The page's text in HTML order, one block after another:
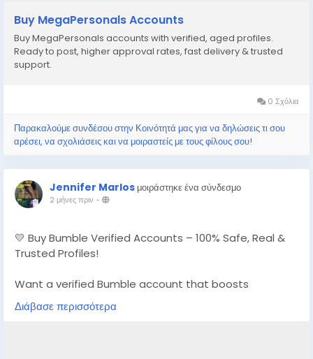
#VerifiedMegaPersonal
#MegaPersonalLogin
#GlobalSEOshop
#AdultMarketingTools
Buy MegaPersonals Accounts
Buy MegaPersonals accounts with verified, aged profiles.
Ready to post, higher approval rates, fast delivery & trusted
support.
0 Σχόλια
Παρακαλούμε συνδέσου στην Κοινότητά μας για να δηλώσεις τι σου
αρέσει, να σχολιάσεις και να μοιραστείς με τους φίλους σου!
Jennifer Marlos μοιράστηκε ένα σύνδεσμο
2 μήνες πριν -
💛 Buy Bumble Verified Accounts – 100% Safe, Real &
Trusted Profiles!
Want a verified Bumble account that boosts
matches, trust, and visibility instantly?
We provide Buy Bumble Verified Accounts that are
Διάβασε περισσότερα